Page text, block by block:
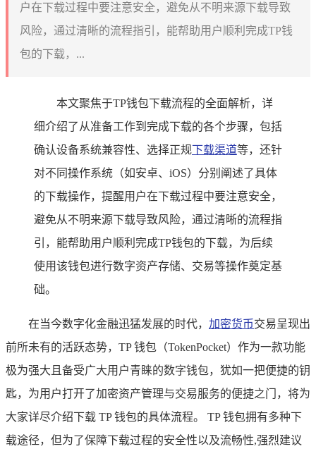
户在下载过程中要注意安全，避免从不明来源下载导致
风险，通过清晰的流程指引，能帮助用户顺利完成TP钱
包的下载，...
本文聚焦于TP钱包下载流程的全面解析，详
细介绍了从准备工作到完成下载的各个步骤，包括
确认设备系统兼容性、选择正规下载渠道等，还针
对不同操作系统（如安卓、iOS）分别阐述了具体
的下载操作，提醒用户在下载过程中要注意安全，
避免从不明来源下载导致风险，通过清晰的流程指
引，能帮助用户顺利完成TP钱包的下载，为后续
使用该钱包进行数字资产存储、交易等操作奠定基
础。
在当今数字化金融迅猛发展的时代， 加密货币交易呈现出
前所未有的活跃态势，TP 钱包（TokenPocket）作为一款功能
极为强大且备受广大用户青睐的数字钱包，犹如一把便捷的钥
匙，为用户打开了加密资产管理与交易服务的便捷之门，将为
大家详尽介绍下载 TP 钱包的具体流程。 TP 钱包拥有多种下
载途径，但为了保障下载过程的安全性以及流畅性,强烈建议